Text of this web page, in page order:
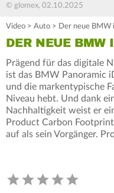
© glomex, 02.10.2025
Video > Auto > Der neue BMW
DER NEUE BMW
Prägend für das digitale
ist das BMW Panoramic
und die markentypische
Niveau hebt. Und dank
Nachhaltigkeit weist er
Product Carbon
auf als sein Vorgänger.